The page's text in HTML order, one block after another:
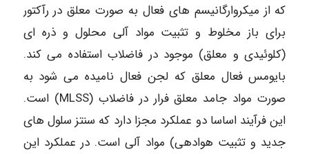
که از میکروارگانیسم های فعال به صورت معلق در رآکتور
برای باز مخلوط و تثبیت مواد آلی محلول و ذره ای
(کلوئیدی و معلق) موجود در فاضلاب استفاده می کند.
بایومس فعال معلق که لجن فعال نامیده می شود به
صورت مواد جامد معلق فرار در فاضلاب (MLSS) است.
این فرآیند اساسا دو عملکرد مجزا دارد که سنتز سلول های
جدید و تثبیت هوادهی) مواد آلی است. در عملکرد این